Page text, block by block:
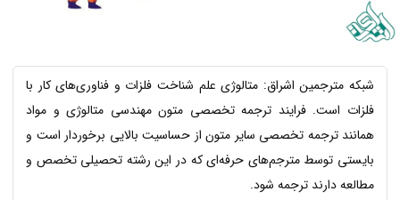
شبکه مترجمین اشراق: متالوژی علم شناخت فلزات و فناوری‌های کار با
فلزات است. فرایند ترجمه تخصصی متون مهندسی متالوژی و مواد
همانند ترجمه تخصصی سایر متون از حساسیت بالایی برخوردار است و
بایستی توسط مترجم‌های حرفه‌ای که در این رشته تحصیلی تخصص و
مطالعه دارند ترجمه شود.